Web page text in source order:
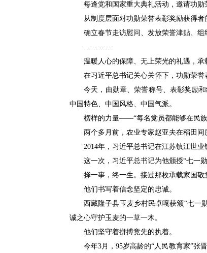
每逢党和国家重大典礼活动，邀请功勋
从制度层面对功勋荣誉表彰奖励获得
确立春节走访慰问、发放荣誉津贴、组
…………
温暖人心的保障、无上荣光的礼遇，承
在习近平总书记关心关怀下，功勋荣
今天，由勋章、荣誉称号、表彰奖励
中国特色、中国风格、中国气派。
榜样的力量——“每名党员都能够在民
两个多月前，农业专家赵亚夫在稻田间
2014年，习近平总书记在江苏镇江世
这一次，习近平总书记为他颁授“七一
择一事，终一生。接过那枚承载家国
他们书写着信念坚定的忠诚。
西藏隆子县玉麦乡村民卓嘎获颁“七一
诚之心守护玉麦的一草一木。
他们坚守着拼搏竞先的执着。
今年3月，95岁高龄的“人民教育家”张